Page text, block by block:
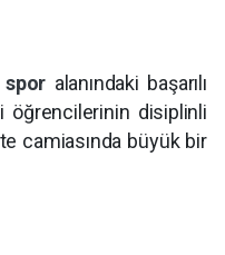
spor alanındaki başarılı
öğrencilerinin disiplinli
camiasında büyük bir